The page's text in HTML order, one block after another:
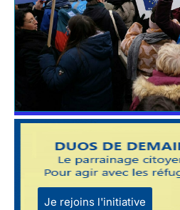
Je rejoins l'initiative